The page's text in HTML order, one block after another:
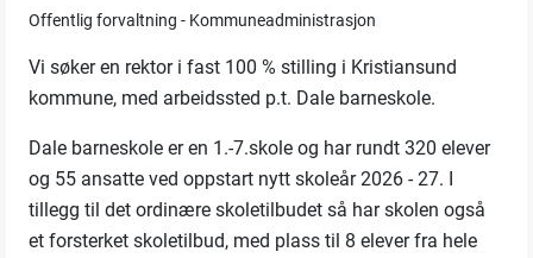
Offentlig forvaltning - Kommuneadministrasjon
Vi søker en rektor i fast 100 % stilling i Kristiansund
kommune, med arbeidssted p.t. Dale barneskole.
Dale barneskole er en 1.-7.skole og har rundt 320 elever
og 55 ansatte ved oppstart nytt skoleår 2026 - 27. I
tillegg til det ordinære skoletilbudet så har skolen også
et forsterket skoletilbud, med plass til 8 elever fra hele